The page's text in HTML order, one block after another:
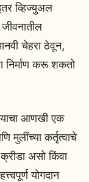
व्हिज्युअल
चेहरा ठेवून,
निर्माण करू शकतो
आणखी एक
मुलींच्या कर्तृत्वाचे
असो किंवा
योगदान